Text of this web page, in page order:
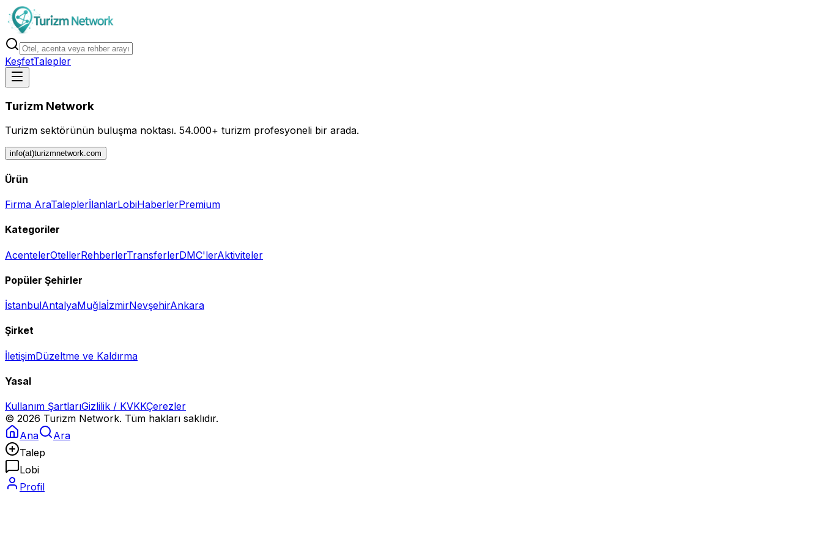
KeşfetTalepler
Turizm Network
Turizm sektörünün buluşma noktası. 54.000+ turizm profesyoneli bir arada.
info(at)turizmnetwork.com
Ürün
Firma AraTaleplerİlanlarLobiHaberlerPremium
Kategoriler
AcentelerOtellerRehberlerTransferlerDMC'lerAktiviteler
Popüler Şehirler
İstanbulAntalyaMuğlaİzmirNevşehirAnkara
Şirket
İletişimDüzeltme ve Kaldırma
Yasal
Kullanım ŞartlarıGizlilik / KVKKÇerezler
© 2026 Turizm Network. Tüm hakları saklıdır.
Ana
Ara
Talep
Lobi
Profil